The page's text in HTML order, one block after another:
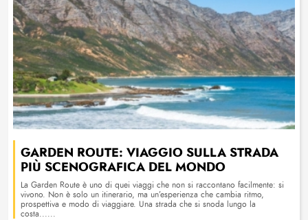
GARDEN ROUTE: VIAGGIO SULLA STRADA
PIÙ SCENOGRAFICA DEL MONDO
La Garden Route è uno di quei viaggi che non si raccontano facilmente: si
vivono. Non è solo un itinerario, ma un’esperienza che cambia ritmo,
prospettiva e modo di viaggiare. Una strada che si snoda lungo la
costa......